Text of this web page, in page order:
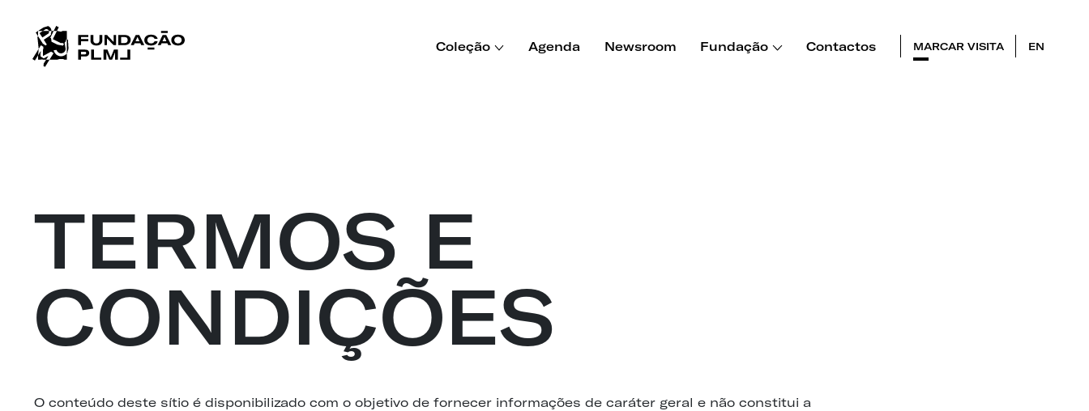
Coleção Agenda Newsroom Fundação Contactos MARCAR VISITA EN
TERMOS E
CONDIÇÕES
O conteúdo deste sítio é disponibilizado com o objetivo de fornecer informações de caráter geral e não constitui a